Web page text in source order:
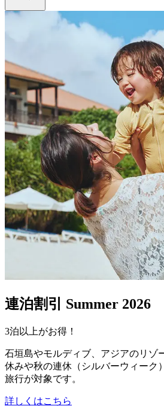
連泊割引 Summer 2026
3泊以上がお得！
石垣島やモルディブ、アジアのリゾ
休みや秋の連休（シルバーウィーク
旅行が対象です。
詳しくはこちら